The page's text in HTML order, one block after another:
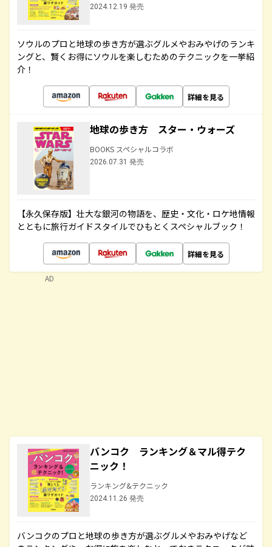
2024.12.19 発売
ソウルのプロと地球の歩き方が選ぶグルメやおみやげのランキ
ングと、賢くお得にソウルを楽しむためのテクニックを一挙紹
介！
詳細を見る
地球の歩き方 スター・ウォーズ
BOOKS スペシャルコラボ
2026.07.31 発売
【永久保存版】壮大な銀河の物語を、歴史・文化・ロケ地情報
とともに旅行ガイドスタイルでひもとくスペシャルブック！
詳細を見る
バンコク ランキング＆マル得テク
ニック！
ランキング&テクニック
2024.11.26 発売
バンコクのプロと地球の歩き方が選ぶグルメやおみやげなど
AD